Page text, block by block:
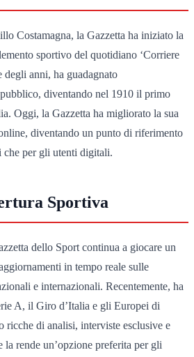
Costamagna, la Gazzetta ha iniziato la
sportivo del quotidiano ‘Corriere
degli anni, ha guadagnato
diventando nel 1910 il primo
Oggi, la Gazzetta ha migliorato la sua
diventando un punto di riferimento
per gli utenti digitali.
Sportiva
dello Sport continua a giocare un
in tempo reale sulle
e internazionali. Recentemente, ha
A, il Giro d’Italia e gli Europei di
ricche di analisi, interviste esclusive e
rende un’opzione preferita per gli